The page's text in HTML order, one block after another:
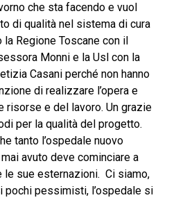
che sta facendo e vuol
di qualità nel sistema di cura
Regione Toscane con il
Monni e la Usl con la
Casani perché non hanno
di realizzare l’opera e
risorse e del lavoro. Un grazie
per la qualità del progetto.
tanto l’ospedale nuovo
avuto deve cominciare a
sue esternazioni. Ci siamo,
pochi pessimisti, l’ospedale si